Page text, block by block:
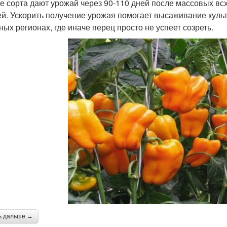
сорта дают урожай через 90-110 дней после массовых
Ускорить получение урожая помогает высаживание
регионах, где иначе перец просто не успеет созреть.
дальше →